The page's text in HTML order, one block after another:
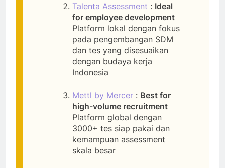
Talenta Assessment : Ideal
for employee development
Platform lokal dengan fokus
pada pengembangan SDM
dan tes yang disesuaikan
dengan budaya kerja
Indonesia
Mettl by Mercer : Best for
high-volume recruitment
Platform global dengan
3000+ tes siap pakai dan
kemampuan assessment
skala besar